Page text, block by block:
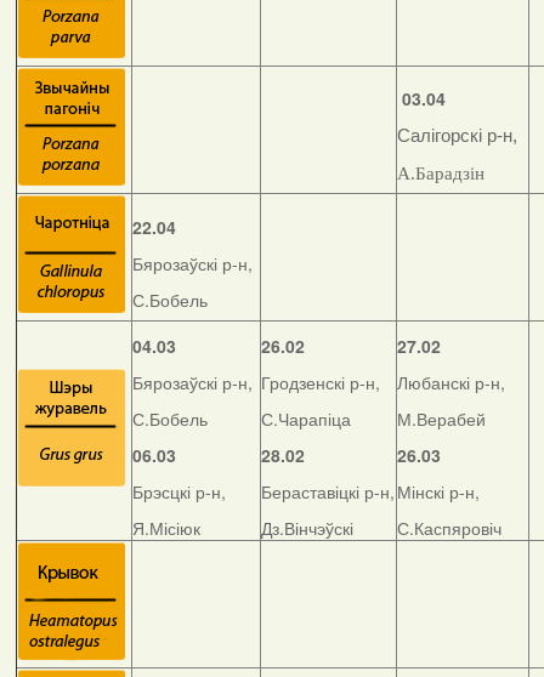
03.04
Салігорскі р-н,
А.Барадзін
22.04
Бярозаўскі р-н,
С.Бобель
04.03
Бярозаўскі р-н,
С.Бобель
06.03
Брэсцкі р-н,
Я.Місіюк
26.02
Гродзенскі р-н,
С.Чарапіца
28.02
Бераставіцкі р-н,
Дз.Вінчэўскі
27.02
Любанскі р-н,
М.Верабей
26.03
Мінскі р-н,
С.Каспяровіч